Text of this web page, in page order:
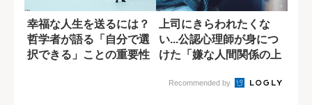
幸福な人生を送るには？
哲学者が語る「自分で選
択できる」ことの重要性
上司にきらわれたくな
い...公認心理師が身につ
けた「嫌な人間関係の上
Recommended by